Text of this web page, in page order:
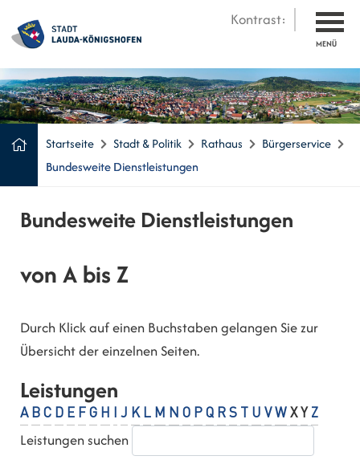
Kontrast:
MENÜ
Startseite Stadt & Politik Rathaus
Bürgerservice
Bundesweite Dienstleistungen
Bundesweite Dienstleistungen
von A bis Z
Durch Klick auf einen Buchstaben gelangen Sie zur
Übersicht der einzelnen Seiten.
Leistungen
A B C D E F G H J K L M N O P Q R S U V W X Y Z
Leistungen suchen